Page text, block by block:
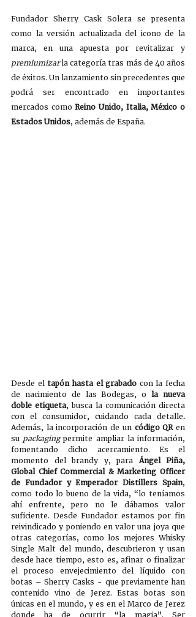
Fundador Sherry Cask Solera se presenta
como la versión actualizada del icono de la
premiumizar la categoría tras más de 40 años
de éxitos. Un lanzamiento sin precedentes que
podrá ser encontrado en importantes
mercados como Reino Unido, Italia, México o
Estados Unidos, además de España.
Desde el tapón hasta el grabado con la fecha
de nacimiento de las Bodegas, o la nueva
doble etiqueta, busca la comunicación directa
con el consumidor, cuidando cada detalle
Además, la incorporación de un código QR en
su packaging permite ampliar la información,
fomentando dicho acercamiento. Es el
momento del brandy y, para Ángel Piña,
Global Chief Commercial & Marketing Officer
de Fundador y Emperador Distillers Spain,
como todo lo bueno de la vida, “lo teníamos
ahí enfrente, pero no le dábamos valor
suficiente. Desde Fundador estamos por fin
reivindicado y poniendo en valor una joya que
otras categorías, como los mejores Whisky
Single Malt del mundo, descubrieron y usan
desde hace tiempo, esto es, afinar o finalizar
el proceso envejecimiento del líquido con
botas – Sherry Casks - que previamente han
contenido vino de Jerez. Estas botas son
únicas en el mundo, y es en el Marco de Jerez
donde ha de ocurrir “la magia”. Ser